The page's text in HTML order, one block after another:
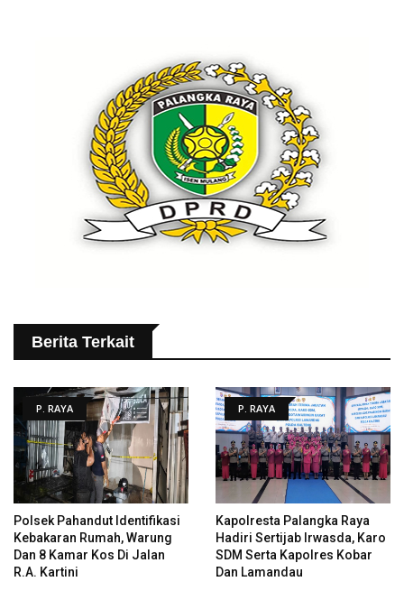
Berita Terkait
P. RAYA
Polsek Pahandut Identifikasi
Kebakaran Rumah, Warung
Dan 8 Kamar Kos Di Jalan
R.A. Kartini
P. RAYA
Kapolresta Palangka Raya
Hadiri Sertijab Irwasda, Karo
SDM Serta Kapolres Kobar
Dan Lamandau